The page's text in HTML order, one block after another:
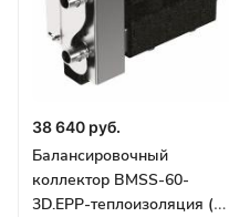
38 640 руб.
Балансировочный
коллектор BMSS-60-
3D.EPP-теплоизоляция (до